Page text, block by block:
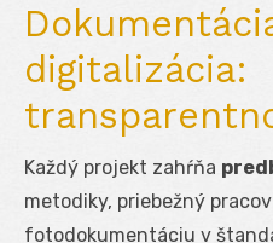
digitalizácia:
Každý projekt zahŕňa
metodiky, priebežný
fotodokumentáciu v